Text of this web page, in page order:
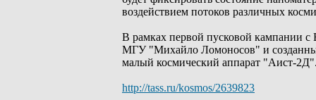
воздействием потоков различных
В рамках первой пусковой кампании с
МГУ "Михайло Ломоносов" и
малый космический аппарат "Аист-
http://tass.ru/kosmos/2639823